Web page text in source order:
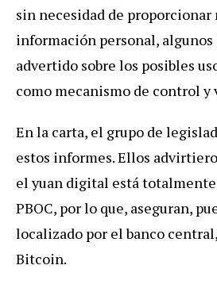
sin necesidad de proporcionar
información personal,
advertido sobre los posibles
como mecanismo de control
En la carta, el grupo de
estos informes. Ellos
el yuan digital está
PBOC, por lo que, aseguran,
localizado por el banco
Bitcoin.